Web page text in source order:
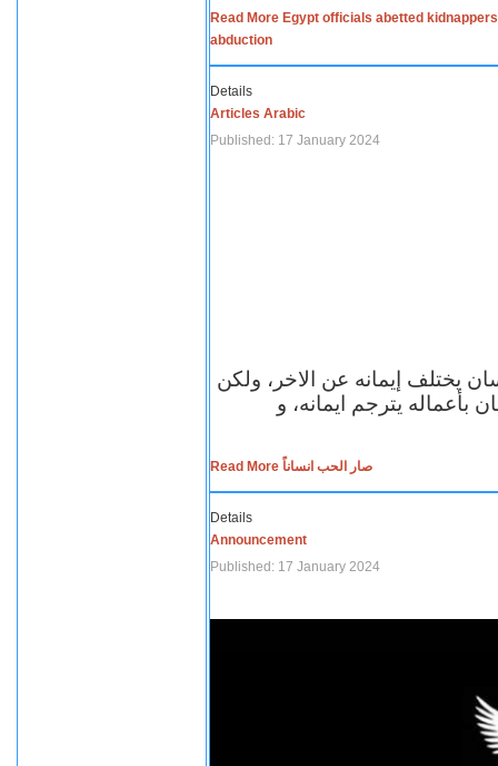
Read More Egypt officials abetted
abduction
Details
Articles Arabic
Published: 17 January 2024
يختلف إيمانه عن الاخر، ولكن
بأعماله يترجم ايمانه، و
Read More صار الحب انساناً
Details
Announcement
Published: 17 January 2024